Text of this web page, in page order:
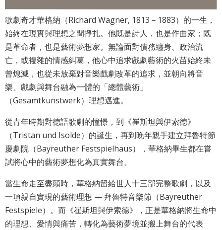
宣
品
及
出
版
品
行
政
資
訊
網
導
覽
English
歌劇奇才華格納（Richard Wagner, 1813－1883）的一生，
始終在現實與理想之間掙扎。他既是詩人，也是作曲家；既
是革命者，也是藝術夢想家。無論面對債務纏身、政治流
亡，或複雜的情感糾葛，他心中追求戲劇藝術的火苗始終未
曾熄滅，也從未放棄對音樂戲劇改革的追求，並朝向將音
樂、戲劇與舞台融為一體的「總體藝術」
（Gesamtkunstwerk）理想邁進。
從青年時期對德語歌劇的憧憬，到《崔斯坦與伊索德》
（Tristan und Isolde）的誕生，再到晚年親手建立拜魯特節
慶劇院（Bayreuther Festspielhaus），華格納畢生都在嘗
試將心中的藝術夢想化為真實舞台。
當生命走至盡頭時，華格納留給世人十三部完整歌劇，以及
一項親自實現的藝術理想 — 拜魯特音樂節（Bayreuther
Festspiele）。而《崔斯坦與伊索德》，正是華格納將生命中
的理想、愛情與痛苦，轉化為藝術夢境並搬上舞台的代表